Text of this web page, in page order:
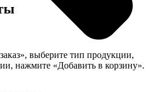
выберите тип продукции,
нажмите «Добавить в корзину».